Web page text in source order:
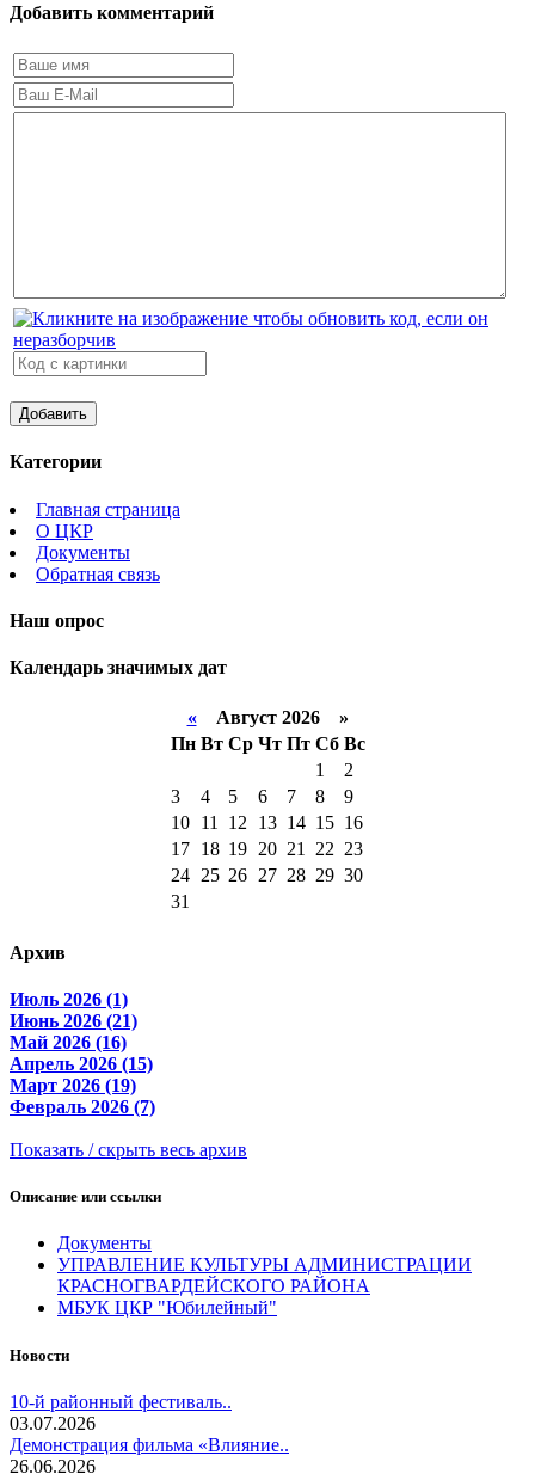
Добавить комментарий
Категории
Главная страница
О ЦКР
Документы
Обратная связь
Наш опрос
Календарь значимых дат
«Август 2026 »
Пн Вт Ср Чт Пт Сб Вс
1
2
3
4 5 6 7 8
9
10
11 12 13 14 15 16
17
18 19 20 21 22 23
24 25 26 27 28 29 30
31
Архив
Июль 2026 (1)
Июнь 2026 (21)
Май 2026 (16)
Апрель 2026 (15)
Март 2026 (19)
Февраль 2026 (7)
Показать / скрыть весь архив
Описание или ссылки
Документы
УПРАВЛЕНИЕ КУЛЬТУРЫ АДМИНИСТРАЦИИ
КРАСНОГВАРДЕЙСКОГО РАЙОНА
МБУК ЦКР "Юбилейный"
Новости
10-й районный фестиваль..
03.07.2026
Демонстрация фильма «Влияние..
26.06.2026